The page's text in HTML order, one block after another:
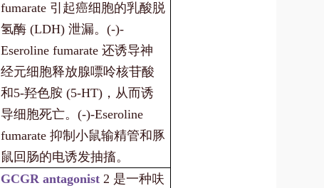
fumarate 引起癌细胞的乳酸脱
氢酶 (LDH) 泄漏。(-)-
Eseroline fumarate 还诱导神
经元细胞释放腺嘌呤核苷酸
和5-羟色胺 (5-HT)，从而诱
导细胞死亡。(-)-Eseroline
fumarate 抑制小鼠输精管和豚
鼠回肠的电诱发抽搐。
GCGR antagonist2 是一种呋